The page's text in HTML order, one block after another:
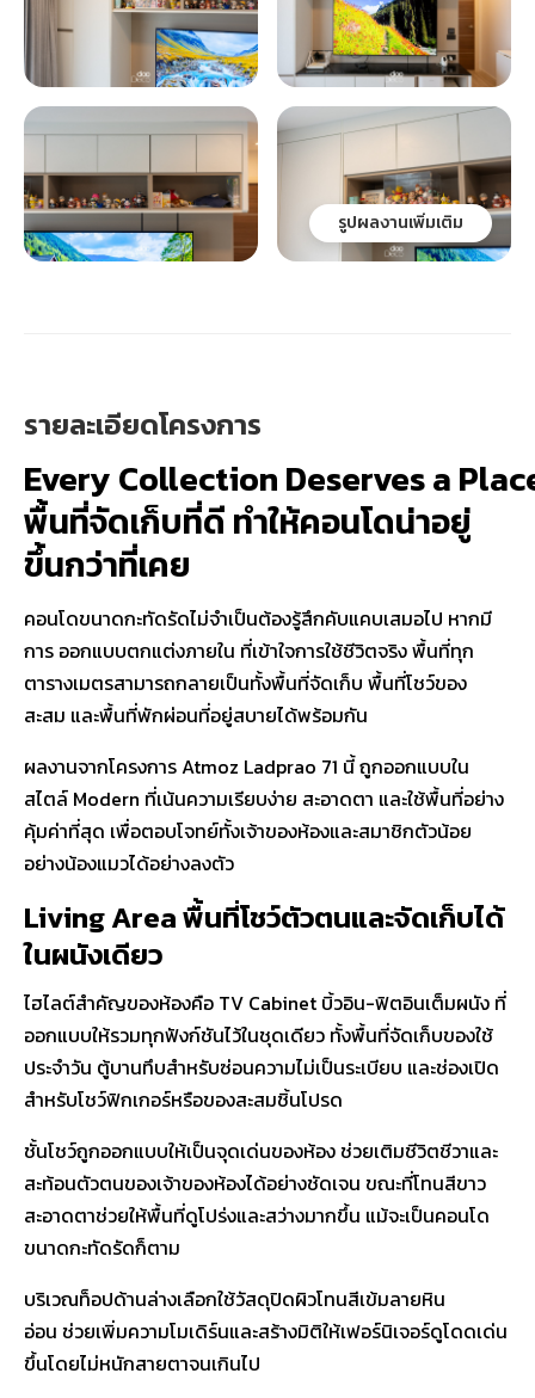
รูปผลงานเพิ่มเติม
รายละเอียดโครงการ
Every Collection Deserves a
พื้นที่จัดเก็บที่ดี ทำให้คอนโดน่าอยู่
ขึ้นกว่าที่เคย
คอนโดขนาดกะทัดรัดไม่จำเป็นต้องรู้สึกคับแคบเสมอไป หากมี
การ ออกแบบตกแต่งภายใน ที่เข้าใจการใช้ชีวิตจริง พื้นที่ทุก
ตารางเมตรสามารถกลายเป็นทั้งพื้นที่จัดเก็บ พื้นที่โชว์ของ
สะสม และพื้นที่พักผ่อนที่อยู่สบายได้พร้อมกัน
ผลงานจากโครงการAtmoz Ladprao 71 นี้ ถูกออกแบบใน
สไตล์ Modern ที่เน้นความเรียบง่าย สะอาดตา และใช้พื้นที่อย่าง
คุ้มค่าที่สุด เพื่อตอบโจทย์ทั้งเจ้าของห้องและสมาชิกตัวน้อย
อย่างน้องแมวได้อย่างลงตัว
Living Area พื้นที่โชว์ตัวตนและจัดเก็บได้
ในผนังเดียว
ไฮไลต์สำคัญของห้องคือ TV Cabinet บิ้วอิน-ฟิตอินเต็มผนัง ที่
ออกแบบให้รวมทุกฟังก์ชันไว้ในชุดเดียว ทั้งพื้นที่จัดเก็บของใช้
ประจำวัน ตู้บานทึบสำหรับซ่อนความไม่เป็นระเบียบ และช่องเปิด
สำหรับโชว์ฟิกเกอร์หรือของสะสมชิ้นโปรด
ชั้นโชว์ถูกออกแบบให้เป็นจุดเด่นของห้อง ช่วยเติมชีวิตชีวาและ
สะท้อนตัวตนของเจ้าของห้องได้อย่างชัดเจน ขณะที่โทนสีขาว
สะอาดตาช่วยให้พื้นที่ดูโปร่งและสว่างมากขึ้น แม้จะเป็นคอนโด
ขนาดกะทัดรัดก็ตาม
บริเวณท็อปด้านล่างเลือกใช้วัสดุปิดผิวโทนสีเข้มลายหิน
อ่อน ช่วยเพิ่มความโมเดิร์นและสร้างมิติให้เฟอร์นิเจอร์ดูโดดเด่น
ขึ้นโดยไม่หนักสายตาจนเกินไป